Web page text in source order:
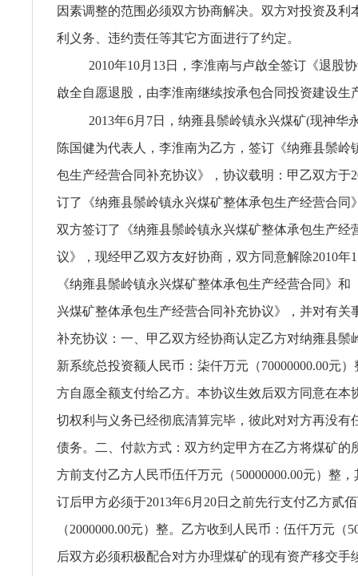
因素调整的范围必须双方协商解决。双方对投资及利
利义务、违约责任等其它方面进行了约定。
2010年10月13日，李淮南与卢啟全签订《退股
啟全自愿退股，由李淮南继续按承包合同投资建设生
2013年6月7日，纳雍县鬃岭镇永兴煤矿(现神华
陈国健为代表人，李淮南为乙方，签订《纳雍县鬃岭
包生产经营合同补充协议》，协议载明：甲乙双方于
订了《纳雍县鬃岭镇永兴煤矿整体承包生产经营合同
双方签订了《纳雍县鬃岭镇永兴煤矿整体承包生产经
议》，现经甲乙双方友好协商，双方同意解除2010年
《纳雍县鬃岭镇永兴煤矿整体承包生产经营合同》和
兴煤矿整体承包生产经营合同补充协议》，并对有关
补充协议：一、甲乙双方经协商认定乙方对纳雍县鬃
新系统总投资额人民币：柒仟万元（70000000.00元
方自愿全额支付给乙方。本协议生效后双方同意在本
切权利与义务已经彻底清算完毕，彼此对对方再没有
债务。二、付款方式：双方约定甲方在乙方将煤矿的
方前支付乙方人民币伍仟万元（50000000.00元）整
订后甲方必须于2013年6月20日之前先行支付乙方贰
（2000000.00元）整。乙方收到人民币：伍仟万元（
后双方必须积极配合对方办理煤矿的现有资产移交手